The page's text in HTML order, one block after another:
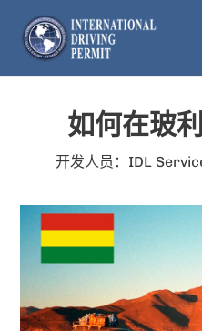
容
如何在玻
开发人员：IDL